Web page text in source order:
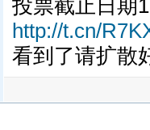
投票截止日期
http://t.cn/
看到了请扩散